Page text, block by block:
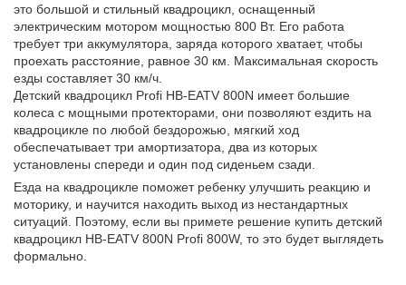
это большой и стильный квадроцикл, оснащенный
электрическим мотором мощностью 800 Вт. Его работа
требует три аккумулятора, заряда которого хватает, чтобы
проехать расстояние, равное 30 км. Максимальная скорость
езды составляет 30 км/ч.
Детский квадроцикл Profi HB-EATV 800N имеет большие
колеса с мощными протекторами, они позволяют ездить на
квадроцикле по любой бездорожью, мягкий ход
обеспечатывает три амортизатора, два из которых
установлены спереди и один под сиденьем сзади.
Езда на квадроцикле поможет ребенку улучшить реакцию и
моторику, и научится находить выход из нестандартных
ситуаций. Поэтому, если вы примете решение купить детский
квадроцикл HB-EATV 800N Profi 800W, то это будет выглядеть
формально.